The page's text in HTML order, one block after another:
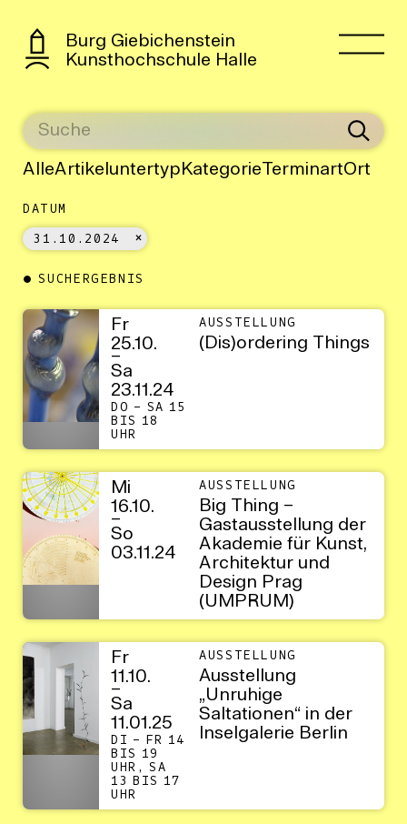
Burg Giebichenstein
Kunsthochschule Halle
AlleArtikeluntertyp KategorieTerminartOrt
DATUM
31.10.2024
SUCHERGEBNIS
Fr
25.10.
–
Sa
23.11.24
DO – SA 15
BIS 18
UHR
AUSSTELLUNG
(Dis)ordering Things
Mi
16.10.
–
So
03.11.24
AUSSTELLUNG
Big Thing –
Gastausstellung der
Akademie für Kunst,
Architektur und
Design Prag
(UMPRUM)
Fr
11.10.
–
Sa
11.01.25
DI – FR 14
BIS 19
UHR, SA
13 BIS 17
UHR
AUSSTELLUNG
Ausstellung
„Unruhige
Saltationen“ in der
Inselgalerie Berlin